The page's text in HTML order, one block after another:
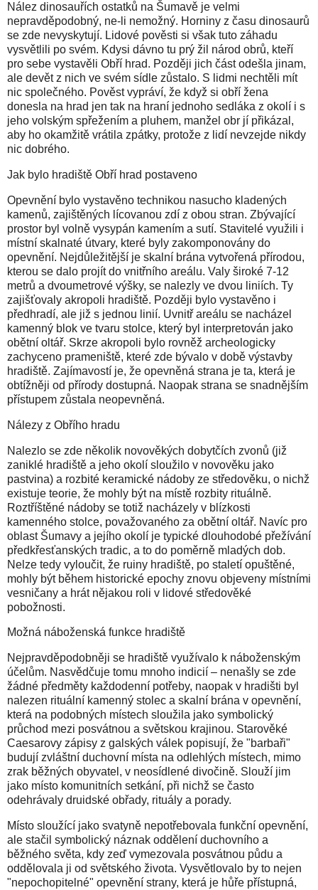
Nález dinosauřích ostatků na Šumavě je velmi
nepravděpodobný, ne-li nemožný. Horniny z času dinosaurů
se zde nevyskytují. Lidové pověsti si však tuto záhadu
vysvětlili po svém. Kdysi dávno tu prý žil národ obrů, kteří
pro sebe vystavěli Obří hrad. Později jich část odešla jinam,
ale devět z nich ve svém sídle zůstalo. S lidmi nechtěli mít
nic společného. Pověst vypráví, že když si obří žena
donesla na hrad jen tak na hraní jednoho sedláka z okolí i s
jeho volským spřežením a pluhem, manžel obr jí přikázal,
aby ho okamžitě vrátila zpátky, protože z lidí nevzejde nikdy
nic dobrého.
Jak bylo hradiště Obří hrad postaveno
Opevnění bylo vystavěno technikou nasucho kladených
kamenů, zajištěných lícovanou zdí z obou stran. Zbývající
prostor byl volně vysypán kamením a sutí. Stavitelé využili i
místní skalnaté útvary, které byly zakomponovány do
opevnění. Nejdůležitější je skalní brána vytvořená přírodou,
kterou se dalo projít do vnitřního areálu. Valy široké 7-12
metrů a dvoumetrové výšky, se nalezly ve dvou liniích. Ty
zajišťovaly akropoli hradiště. Později bylo vystavěno i
předhradí, ale již s jednou linií. Uvnitř areálu se nacházel
kamenný blok ve tvaru stolce, který byl interpretován jako
obětní oltář. Skrze akropoli bylo rovněž archeologicky
zachyceno prameniště, které zde bývalo v době výstavby
hradiště. Zajímavostí je, že opevněná strana je ta, která je
obtížněji od přírody dostupná. Naopak strana se snadnějším
přístupem zůstala neopevněná.
Nálezy z Obřího hradu
Nalezlo se zde několik novověkých dobytčích zvonů (již
zaniklé hradiště a jeho okolí sloužilo v novověku jako
pastvina) a rozbité keramické nádoby ze středověku, o nichž
existuje teorie, že mohly být na místě rozbity rituálně.
Roztříštěné nádoby se totiž nacházely v blízkosti
kamenného stolce, považovaného za obětní oltář. Navíc pro
oblast Šumavy a jejího okolí je typické dlouhodobé přežívání
předkřesťanských tradic, a to do poměrně mladých dob.
Nelze tedy vyloučit, že ruiny hradiště, po staletí opuštěné,
mohly být během historické epochy znovu objeveny místními
vesničany a hrát nějakou roli v lidové středověké
pobožnosti.
Možná náboženská funkce hradiště
Nejpravděpodobněji se hradiště využívalo k náboženským
účelům. Nasvědčuje tomu mnoho indicií – nenašly se zde
žádné předměty každodenní potřeby, naopak v hradišti byl
nalezen rituální kamenný stolec a skalní brána v opevnění,
která na podobných místech sloužila jako symbolický
průchod mezi posvátnou a světskou krajinou. Starověké
Caesarovy zápisy z galských válek popisují, že "barbaři"
budují zvláštní duchovní místa na odlehlých místech, mimo
zrak běžných obyvatel, v neosídlené divočině. Slouží jim
jako místo komunitních setkání, při nichž se často
odehrávaly druidské obřady, rituály a porady.
Místo sloužící jako svatyně nepotřebovala funkční opevnění,
ale stačil symbolický náznak oddělení duchovního a
běžného světa, kdy zeď vymezovala posvátnou půdu a
oddělovala ji od světského života. Vysvětlovalo by to nejen
"nepochopitelné" opevnění strany, která je hůře přístupná,